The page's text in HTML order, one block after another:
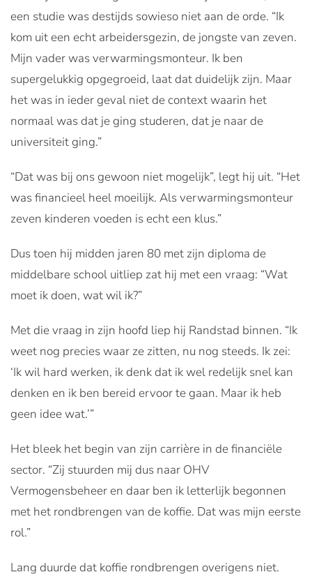
een studie was destijds sowieso niet aan de orde. “Ik
kom uit een echt arbeidersgezin, de jongste van zeven.
Mijn vader was verwarmingsmonteur. Ik ben
supergelukkig opgegroeid, laat dat duidelijk zijn. Maar
het was in ieder geval niet de context waarin het
normaal was dat je ging studeren, dat je naar de
universiteit ging.”
“Dat was bij ons gewoon niet mogelijk”, legt hij uit. “Het
was financieel heel moeilijk. Als verwarmingsmonteur
zeven kinderen voeden is echt een klus.”
Dus toen hij midden jaren 80 met zijn diploma de
middelbare school uitliep zat hij met een vraag: “Wat
moet ik doen, wat wil ik?”
Met die vraag in zijn hoofd liep hij Randstad binnen. “Ik
weet nog precies waar ze zitten, nu nog steeds. Ik zei:
‘Ik wil hard werken, ik denk dat ik wel redelijk snel kan
denken en ik ben bereid ervoor te gaan. Maar ik heb
geen idee wat.’”
Het bleek het begin van zijn carrière in de financiële
sector. “Zij stuurden mij dus naar OHV
Vermogensbeheer en daar ben ik letterlijk begonnen
met het rondbrengen van de koffie. Dat was mijn eerste
rol.”
Lang duurde dat koffie rondbrengen overigens niet.